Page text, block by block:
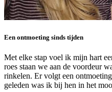
Een ontmoeting sinds tijden
Met elke stap voel ik mijn hart
roes staan we aan de voordeur
rinkelen. Er volgt een
geleden was ik bij hen in het